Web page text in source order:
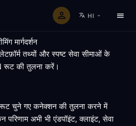
HI
मार्गदर्शन
तथ्यों और स्पष्ट सेवा सीमाओं के
रूट की तुलना करें।
रूट चुने गए कनेक्शन की तुलना करने में
अभी भी एंडपॉइंट, क्लाइंट, सेवा